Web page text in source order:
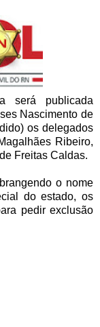
será publicada
Nascimento de
os delegados
Ribeiro,
Freitas Caldas.
o nome
do estado, os
pedir exclusão